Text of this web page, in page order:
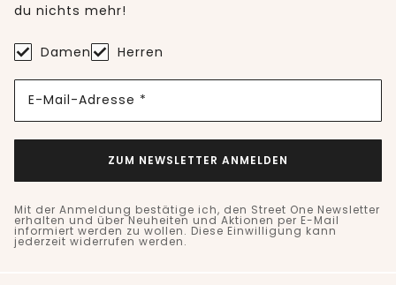
du nichts mehr!
Damen Herren
E-Mail-Adresse *
ZUM NEWSLETTER ANMELDEN
Mit der Anmeldung bestätige ich, den Street One Newsletter
erhalten und über Neuheiten und Aktionen per E-Mail
informiert werden zu wollen. Diese Einwilligung kann
jederzeit widerrufen werden.